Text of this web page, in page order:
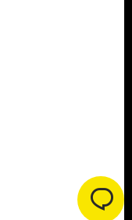
By Agência Webgui